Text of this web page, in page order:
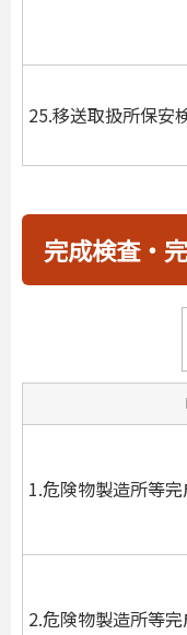
25.移送取扱所保安
完成検査・
1.危険物製造所等
2.危険物製造所等